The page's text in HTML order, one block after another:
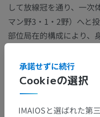
して放線冠を通り、一次
マン野3・1・2野）へと
部位局在的構成により、
表現される。
Cookieの選択
承諾せずに続行
IMAIOSと選ばれた第